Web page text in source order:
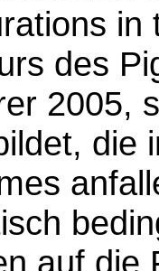
in
des
2005,
die
auf die